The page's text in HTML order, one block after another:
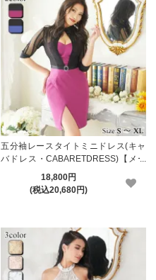
五分袖レースタイトミニドレス(キャ
バドレス・CABARETDRESS)【メー
カーお取り寄せ】
18,800円
(税込20,680円)